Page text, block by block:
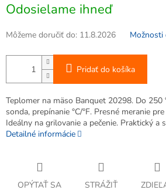
cena:
Odosielame ihneď
Môžeme doručiť do: 11.8.2026 Možnosti
Pridať do košíka
Teplomer na mäso Banquet 20298. Do 250
sonda, prepínanie °C/°F. Presné meranie
Ideálny na grilovanie a pečenie. Praktický a
Detailné informácie
OPÝTAŤ SA STRÁŽIŤ